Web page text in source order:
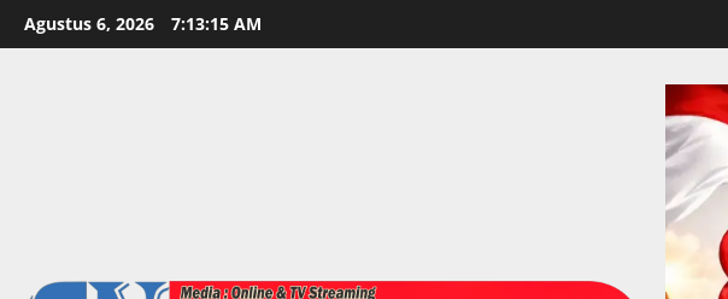
Skip
to
Agustus 6, 2026 7:13:17 AM